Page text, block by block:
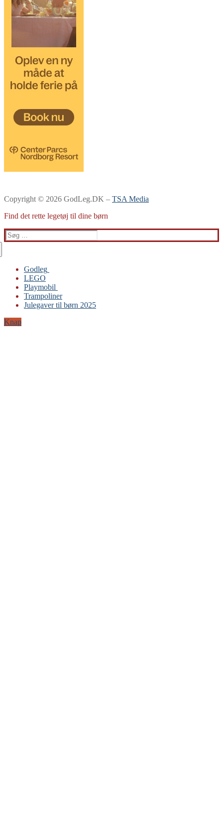
Copyright © 2026 GodLeg.DK – TSA Media
Find det rette legetøj til dine børn
Søg
efter:
Godleg
Gabby’s Dukkehus
Playmobil
Trampoliner
LEGO
LEGO
Playmobil
Trampoliner
Julegaver til børn 2025
Knap